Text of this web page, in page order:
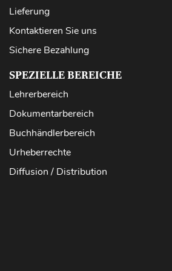
Lieferung
Kontaktieren Sie uns
Sichere Bezahlung
SPEZIELLE BEREICHE
Lehrerbereich
Dokumentarbereich
Buchhändlerbereich
Urheberrechte
Diffusion / Distribution